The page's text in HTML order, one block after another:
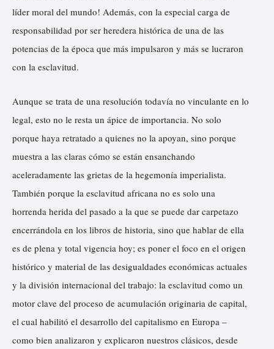
líder moral del mundo! Además, con la especial carga de
responsabilidad por ser heredera histórica de una de las
potencias de la época que más impulsaron y más se lucraron
con la esclavitud.
Aunque se trata de una resolución todavía no vinculante en lo
legal, esto no le resta un ápice de importancia. No solo
porque haya retratado a quienes no la apoyan, sino porque
muestra a las claras cómo se están ensanchando
aceleradamente las grietas de la hegemonía imperialista.
También porque la esclavitud africana no es solo una
horrenda herida del pasado a la que se puede dar carpetazo
encerrándola en los libros de historia, sino que hablar de ella
es de plena y total vigencia hoy; es poner el foco en el origen
histórico y material de las desigualdades económicas actuales
y la división internacional del trabajo: la esclavitud como un
motor clave del proceso de acumulación originaria de capital,
el cual habilitó el desarrollo del capitalismo en Europa –
como bien analizaron y explicaron nuestros clásicos, desde